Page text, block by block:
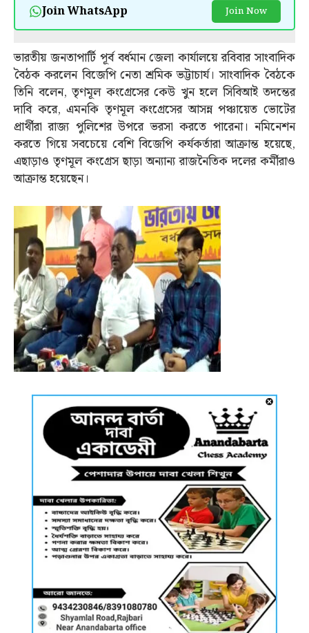
Join WhatsApp Join Now
ভারতীয় জনতাপার্টি পূর্ব বর্ধমান জেলা কার্যালয়ে রবিবার সাংবাদিক
বৈঠক করলেন বিজেপি নেতা শ্রমিক ভট্টাচার্য। সাংবাদিক বৈঠকে
তিনি বলেন, তৃণমূল কংগ্রেসের কেউ খুন হলে সিবিআই তদন্তের
দাবি করে, এমনকি তৃণমূল কংগ্রেসের আসন্ন পঞ্চায়েত ভোটের
প্রার্থীরা রাজ্য পুলিশের উপরে ভরসা করতে পারেনা। নমিনেশন
করতে গিয়ে সবচেয়ে বেশি বিজেপি কর্যকর্তারা আক্রান্ত হয়েছে,
এছাড়াও তৃণমূল কংগ্রেস ছাড়া অন্যান্য রাজনৈতিক দলের কর্মীরাও
আক্রান্ত হয়েছেন।